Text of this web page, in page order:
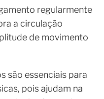
regularmente
a circulação
de movimento
são essenciais para
pois ajudam na